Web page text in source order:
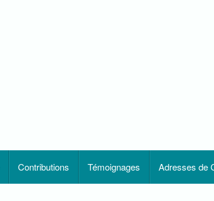
Contributions Témoignages Adresses de